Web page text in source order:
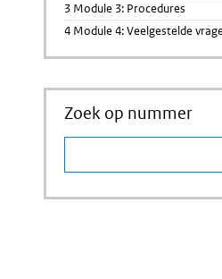
3 Module 3: Procedures
4 Module 4: Veelgestelde
Zoek op nummer